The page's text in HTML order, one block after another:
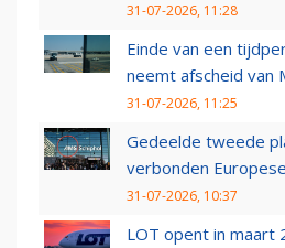
31-07-2026, 11:28
Einde van een
neemt afscheid van
31-07-2026, 11:25
Gedeelde tweede
verbonden
31-07-2026, 10:37
LOT opent in maart